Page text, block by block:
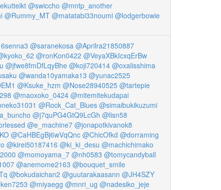
@swiccho @mntp_another
@Rummy_MT @matatabi33noumi @lodgerbowie
@saranekosa @Aprilra21850887
@ronKon0422 @VeyaXBkIcxqErBw
@jfwe8fmDfLqyBhe @koji720414 @oxalisshima
@wanda10yamaka13 @yunac2525
@Ksuke_hzm @Nose28940525 @tartepie
@maoxoko_0424 @mitemitekudapai
@Rock_Cat_Blues @simaibukikuzumi
@j7quPG4GtQ9LcGh @lisn58
@e_machine7 @jonapotkivanok8
@CaHBEgBj6wVqQnc @ChicOfkd @dorraming
@kirei50187416 @ki_ki_desu @machichimako
@momoyama_7 @nh0583 @tomycandyball
@anemome2163 @bouquet_smile
@bokudaichan2 @guutarakaasann @JH4SZY
@miyaegg @mnri_ug @nadesiko_jeje